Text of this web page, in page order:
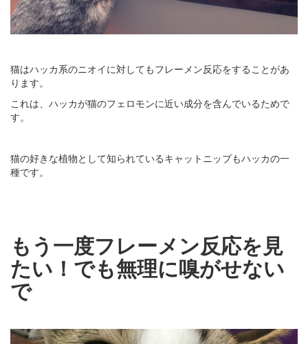
猫はハッカ系のニオイに対してもフレーメン反応をすることがあ
ります。
これは、ハッカが猫のフェロモンに近い成分を含んでいるためで
す。
猫の好きな植物として知られているキャットニップもハッカの一
種です。
もう一度フレーメン反応を見
たい！でも無理に嗅がせない
で